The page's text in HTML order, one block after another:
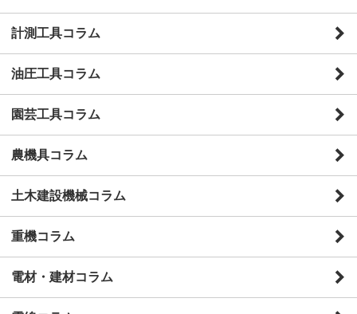
計測工具コラム
油圧工具コラム
園芸工具コラム
農機具コラム
土木建設機械コラム
重機コラム
電材・建材コラム